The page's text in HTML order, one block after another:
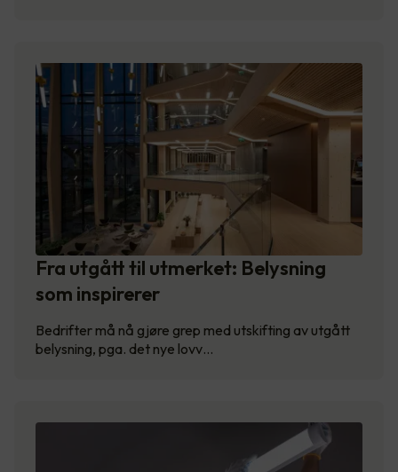
Fra utgått til utmerket: Belysning
som inspirerer
Bedrifter må nå gjøre grep med utskifting av utgått
belysning, pga. det nye lovv…